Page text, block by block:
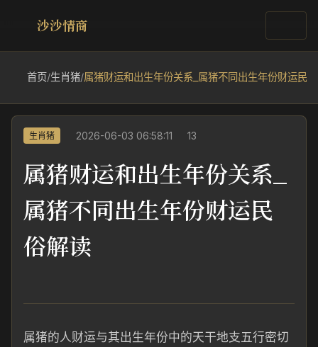
沙沙情商
首页/生肖猪/属猪财运和出生年份关系_属猪不同出生年份财运民
生肖猪 2026-06-03 06:58:11 13
属猪财运和出生年份关系_
属猪不同出生年份财运民
俗解读
属猪的人财运与其出生年份中的天干地支五行密切